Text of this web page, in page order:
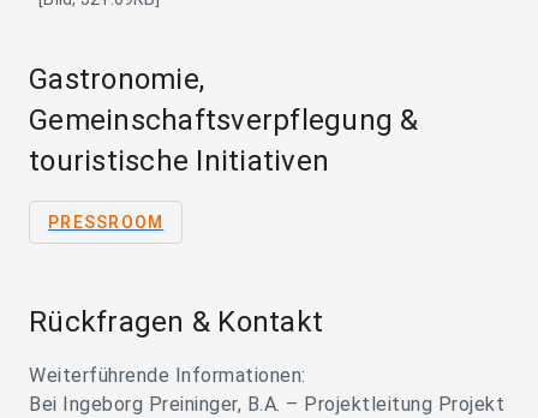
Gastronomie,
Gemeinschaftsverpflegung &
touristische Initiativen
PRESSROOM
Rückfragen & Kontakt
Weiterführende Informationen:
Bei Ingeborg Preininger, B.A. – Projektleitung Projekt